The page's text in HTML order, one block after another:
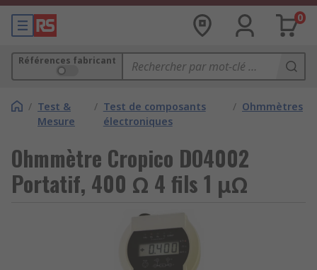
0
Références fabricant
/ Test &
Mesure
/ Test de composants
électroniques
/ Ohmmètres
Ohmmètre Cropico DO4002
Portatif, 400 Ω 4 fils 1 μΩ